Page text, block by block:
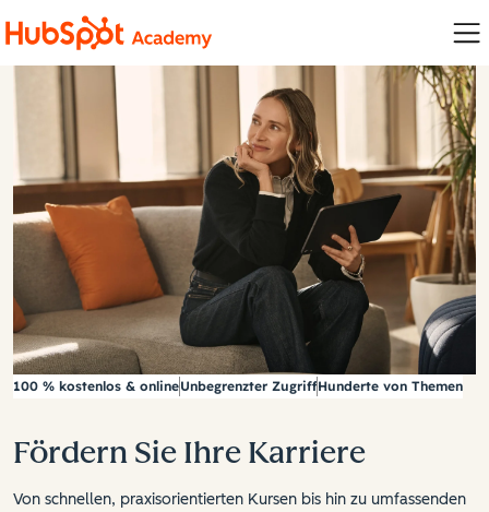
100 % kostenlos & onlineUnbegrenzter ZugriffHunderte von Themen
Fördern Sie Ihre Karriere
Von schnellen, praxisorientierten Kursen bis hin zu umfassenden